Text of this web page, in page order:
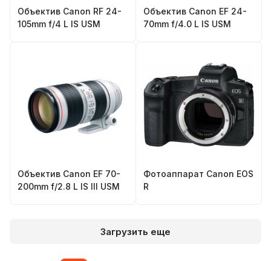
Объектив Canon RF 24-
105mm f/4 L IS USM
Объектив Canon EF 24-
70mm f/4.0 L IS USM
Объектив Canon EF 70-
200mm f/2.8 L IS III USM
Фотоаппарат Canon EOS
R
Загрузить еще